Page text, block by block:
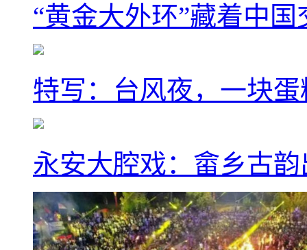
“黄金大外环”藏着中
特写：台风夜，一块
永安大腔戏：畲乡古